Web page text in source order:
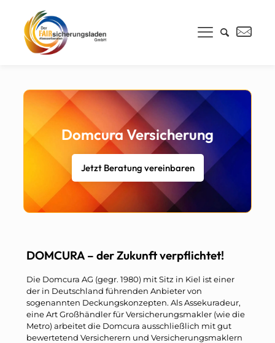
Domcura Versicherung
Jetzt Beratung vereinbaren
DOMCURA – der Zukunft verpflichtet!
Die Domcura AG (gegr. 1980) mit Sitz in Kiel ist einer
der in Deutschland führenden Anbieter von
sogenannten Deckungskonzepten. Als Assekuradeur,
eine Art Großhändler für Versicherungsmakler (wie die
Metro) arbeitet die Domcura ausschließlich mit gut
bewertetend Versicherern und Versicherungsmaklern